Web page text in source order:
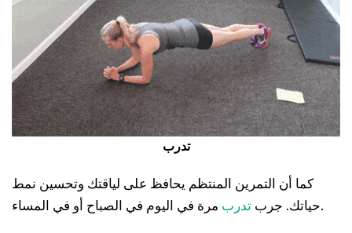
تدرب
كما أن التمرين المنتظم يحافظ على لياقتك وتحسين نمط
حياتك. جرب تدرب مرة في اليوم في الصباح أو في المساء.